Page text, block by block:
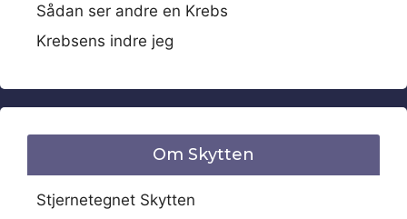
Sådan ser andre en Krebs
Krebsens indre jeg
Om Skytten
Stjernetegnet Skytten